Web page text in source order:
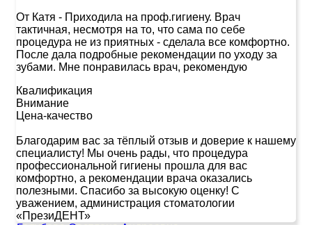
От Катя - Приходила на проф.гигиену. Врач
тактичная, несмотря на то, что сама по себе
процедура не из приятных - сделала все комфортно.
После дала подробные рекомендации по уходу за
зубами. Мне понравилась врач, рекомендую
Квалификация
Внимание
Цена-качество
Благодарим вас за тёплый отзыв и доверие к нашему
специалисту! Мы очень рады, что процедура
профессиональной гигиены прошла для вас
комфортно, а рекомендации врача оказались
полезными. Спасибо за высокую оценку! С
уважением, администрация стоматологии
«ПрезиДЕНТ»